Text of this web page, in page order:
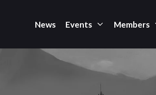
News Events Members